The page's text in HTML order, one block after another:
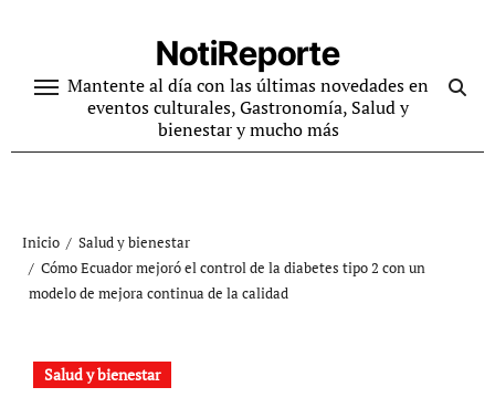
contenido
NotiReporte
Mantente al día con las últimas novedades en
eventos culturales, Gastronomía, Salud y
bienestar y mucho más
Inicio
Salud y bienestar
Cómo Ecuador mejoró el control de la diabetes tipo 2 con un
modelo de mejora continua de la calidad
Salud y bienestar